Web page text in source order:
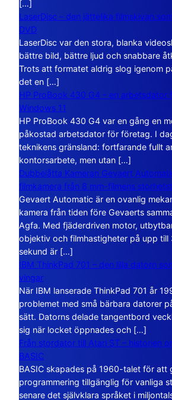
[…]
LaserDisc – den jättelika filmskivan
DVD
LaserDisc var den stora, blanka
bättre bild, bättre ljud och snabbare
Trots att formatet aldrig slog igenom
det en […]
HP ProBook 430 G4 – en arbetsdator
Windows 11
HP ProBook 430 G4 var en gång en
påkostad arbetsdator för företag. I
teknikens gränsland: fortfarande fullt
kontorsarbete, men utan […]
Dubbelåtta Kameran Gevaert
filmkamera från 8 mm-filmens
Gevaert Automatic är en ovanlig
kamera från tiden före Gevaerts
Agfa. Med fjäderdriven motor,
objektiv och filmhastigheter på upp till
sekund är […]
IBM ThinkPad 701 – den lilla datorn
vingar
När IBM lanserade ThinkPad 701 år
problemet med små bärbara datorer
sätt. Datorns delade tangentbord
sig när locket öppnades och […]
Från stordator till Atari ST – historien
BASIC
BASIC skapades på 1960-talet för att
programmering tillgänglig för vanliga
senare det självklara språket i